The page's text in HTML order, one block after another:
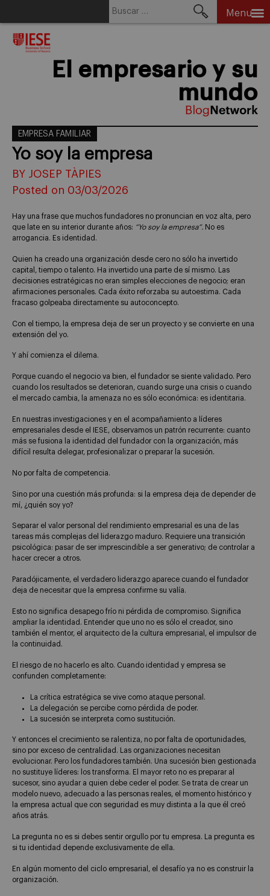
Menu
El empresario y su
mundo
EMPRESA FAMILIAR
Yo soy la empresa
BY JOSEP TÀPIES
Posted on 03/03/2026
Hay una frase que muchos fundadores no pronuncian en voz alta, pero
que late en su interior durante años: “Yo soy la empresa”. No es
arrogancia. Es identidad.
Quien ha creado una organización desde cero no sólo ha invertido
capital, tiempo o talento. Ha invertido una parte de sí mismo. Las
decisiones estratégicas no eran simples elecciones de negocio; eran
afirmaciones personales. Cada éxito reforzaba su autoestima. Cada
fracaso golpeaba directamente su autoconcepto.
Con el tiempo, la empresa deja de ser un proyecto y se convierte en una
extensión del yo.
Y ahí comienza el dilema.
Porque cuando el negocio va bien, el fundador se siente validado. Pero
cuando los resultados se deterioran, cuando surge una crisis o cuando
el mercado cambia, la amenaza no es sólo económica: es identitaria.
En nuestras investigaciones y en el acompañamiento a líderes
empresariales desde el IESE, observamos un patrón recurrente: cuanto
más se fusiona la identidad del fundador con la organización, más
difícil resulta delegar, profesionalizar o preparar la sucesión.
No por falta de competencia.
Sino por una cuestión más profunda: si la empresa deja de depender de
mí, ¿quién soy yo?
Separar el valor personal del rendimiento empresarial es una de las
tareas más complejas del liderazgo maduro. Requiere una transición
psicológica: pasar de ser imprescindible a ser generativo; de controlar a
hacer crecer a otros.
Paradójicamente, el verdadero liderazgo aparece cuando el fundador
deja de necesitar que la empresa confirme su valía.
Esto no significa desapego frío ni pérdida de compromiso. Significa
ampliar la identidad. Entender que uno no es sólo el creador, sino
también el mentor, el arquitecto de la cultura empresarial, el impulsor de
la continuidad.
El riesgo de no hacerlo es alto. Cuando identidad y empresa se
confunden completamente:
La crítica estratégica se vive como ataque personal.
La delegación se percibe como pérdida de poder.
La sucesión se interpreta como sustitución.
Y entonces el crecimiento se ralentiza, no por falta de oportunidades,
sino por exceso de centralidad. Las organizaciones necesitan
evolucionar. Pero los fundadores también. Una sucesión bien gestionada
no sustituye líderes: los transforma. El mayor reto no es preparar al
sucesor, sino ayudar a quien debe ceder el poder. Se trata de crear un
modelo nuevo, adecuado a las personas reales, el momento histórico y
la empresa actual que con seguridad es muy distinta a la que él creó
años atrás.
La pregunta no es si debes sentir orgullo por tu empresa. La pregunta es
si tu identidad depende exclusivamente de ella.
En algún momento del ciclo empresarial, el desafío ya no es construir la
organización.